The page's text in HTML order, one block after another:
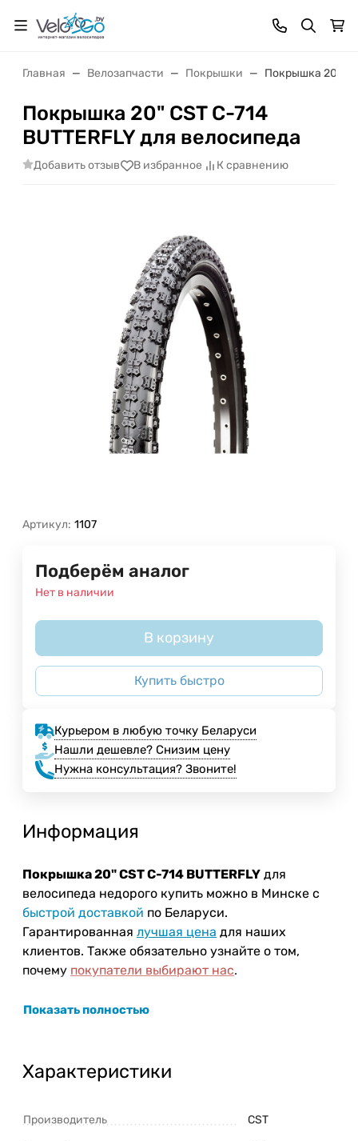
Главная Велозапчасти Покрышки Покрышка 20"
Покрышка 20" CST C-714
BUTTERFLY для велосипеда
Добавить отзыв В избранное К сравнению
Артикул: 1107
Подберём аналог
Нет в наличии
В корзину
Купить быстро
Курьером в любую точку Беларуси
Нашли дешевле? Снизим цену
Нужна консультация? Звоните!
Информация
Покрышка 20" CST C-714 BUTTERFLY для
велосипеда недорого купить можно в Минске с
быстрой доставкой по Беларуси.
Гарантированная лучшая цена для наших
клиентов. Также обязательно узнайте о том,
почему покупатели выбирают нас.
Показать полностью
Характеристики
Производитель CST